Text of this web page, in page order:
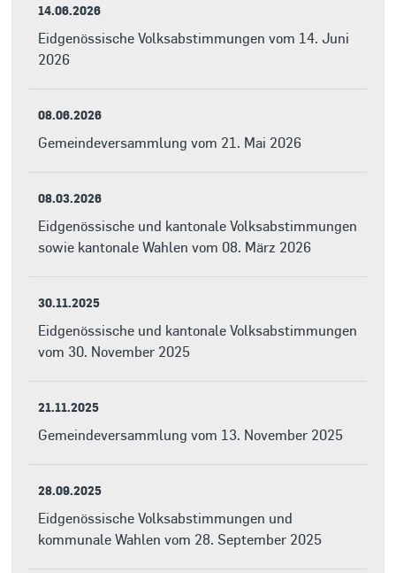
14.06.2026
Eidgenössische Volksabstimmungen vom 14. Juni
2026
08.06.2026
Gemeindeversammlung vom 21. Mai 2026
08.03.2026
Eidgenössische und kantonale Volksabstimmungen
sowie kantonale Wahlen vom 08. März 2026
30.11.2025
Eidgenössische und kantonale Volksabstimmungen
vom 30. November 2025
21.11.2025
Gemeindeversammlung vom 13. November 2025
28.09.2025
Eidgenössische Volksabstimmungen und
kommunale Wahlen vom 28. September 2025